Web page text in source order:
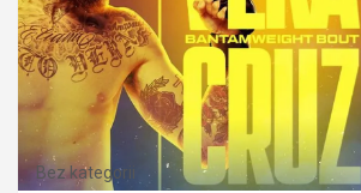
Bez kategorii